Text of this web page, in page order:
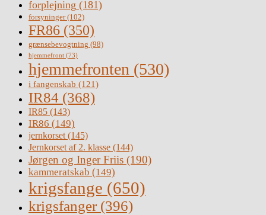
forplejning (181)
forsyninger(102)
FR86 (350)
grænsebevogtning (98)
hjemmefront (73)
hjemmefronten (530)
i fangenskab (121)
IR84 (368)
IR85 (143)
IR86 (149)
jernkorset(145)
Jernkorset af 2. klasse (144)
Jørgen og Inger Friis (190)
kammeratskab (149)
krigsfange (650)
krigsfanger (396)